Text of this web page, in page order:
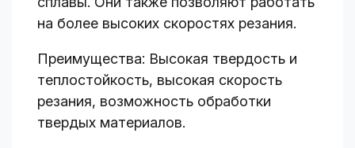
на более высоких скоростях резания.
Преимущества: Высокая твердость и
теплостойкость, высокая скорость
резания, возможность обработки
твердых материалов.